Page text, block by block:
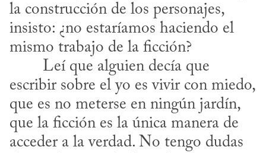
la construcción de los personajes,
insisto: ¿no estaríamos haciendo el
mismo trabajo de la ficción?
escribir sobre el yo es vivir con miedo,
que es no meterse en ningún jardín,
que la ficción es la única manera de
acceder a la verdad. No tengo dudas